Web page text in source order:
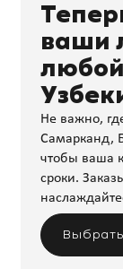
ваши
Не важно,
Самарканд,
чтобы ваша
сроки.